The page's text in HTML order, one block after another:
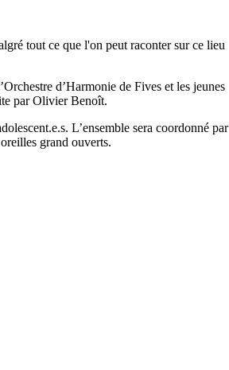
tout ce que l'on peut raconter sur ce lieu
d’Harmonie de Fives et les jeunes
par Olivier Benoît.
L’ensemble sera coordonné par
grand ouverts.